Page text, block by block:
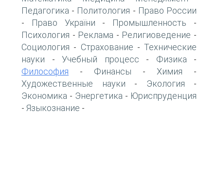
Педагогика - Политология - Право России
- Право України - Промышленность -
Психология - Реклама - Религиоведение -
Социология - Страхование - Технические
науки - Учебный процесс - Физика -
Философия - Финансы - Химия -
Художественные науки - Экология -
Экономика - Энергетика - Юриспруденция
- Языкознание -